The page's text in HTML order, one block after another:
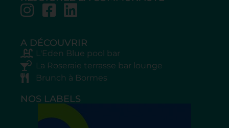
A DÉCOUVRIR
L'Eden Blue pool bar
La Roseraie terrasse bar lounge
Brunch à Bormes
NOS LABELS